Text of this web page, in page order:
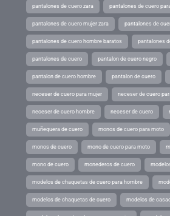
pantalones de cuero zara pantalones de cuero
pantalones de cuero mujer zara pantalones de
pantalones de cuero hombre baratos pantalones
pantalones de cuero pantalon de cuero negro
pantalon de cuero hombre pantalon de cuero
neceser de cuero para mujer neceser de cuero
neceser de cuero hombre neceser de cuero
muñequera de cuero monos de cuero para moto
monos de cuero mono de cuero para moto
mono de cuero monederos de cuero
modelos de chaquetas de cuero para hombre
modelos de chaquetas de cuero modelos de